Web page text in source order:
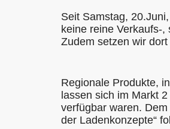
Seit Samstag,
keine reine Verkaufs-
Zudem setzen wir
Regionale Produkte,
lassen sich im Markt
verfügbar waren.
der Ladenkonzepte“